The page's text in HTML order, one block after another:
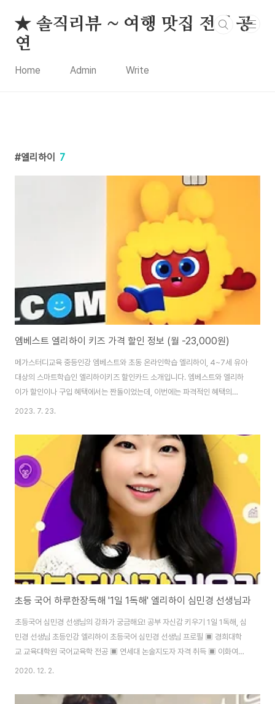
★ 솔직리뷰 ~ 여행 맛집 전시 공
연
Home Admin Write
엘리하이 7
엠베스트 엘리하이 키즈 가격 할인 정보 (월 -23,000원)
메가스터디교육 중등인강 엠베스트와 초동 온라인학습 엘리하이, 4~7세 유아
대상의 스마트학습인 엘리하이키즈 할인카드 소개입니다. 엠베스트와 엘리하
이가 할인이나 구입 혜택에서는 짠돌이었는데, 이번에는 파격적인 혜택의
PLCC 카드가 출시 되었네요.월 9만원 대로 할인된 가격에 엠베스트와 엘리하
이런 광고가 올라왔네요. 엘리하이 키즈 x 삼성카드 월 최대 23,000원 할인
혜택!교육서비스에서도 여러 PLCC 카드가 출시되어 있지만 혹하는 할인 가격
을 보여주네요. 할인 조건만 나쁘지 않다면 상당히 매력적인 카드입니다. 엠베
스트 가격 할인 관심있는 분은 끝까지 읽어보세요. | 삼성카드 월 30만원 사용
시 18,000원 할인, 여기에 ..
2023. 7. 23.
초등 국어 하루한장독해 '1일 1독해' 엘리하이 심민경 선생님과
초등국어 심민경 선생님의 강좌가 궁금해요! 공부 자신감 키우기 1일 1독해, 심
민경 선생님 초등인강 엘리하이 초등국어 심민경 선생님 프로필 ▣ 경희대학
교 교육대학원 국어교육학 전공 ▣ 연세대 논술지도자 자격 취득 ▣ 이화여자
대학교 독서교육지도사 자격 취득 ▣ 국립국어원 국어 전문 교육과정 이수 ▣
(前) 경희여중, 염광중, 영동일고, 동대문중, 한솔고 국어 교사 초등학생 국어
2020. 12. 2.